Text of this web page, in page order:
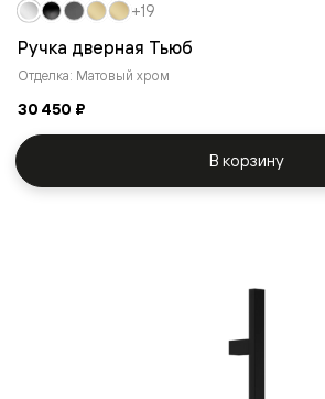
Ручка дверная Тьюб
Отделка: Матовый хром
30 450 ₽
+19
В корзину